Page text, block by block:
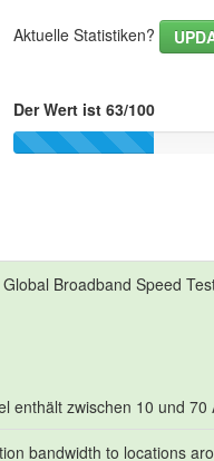
Aktuelle Statistiken?
Der Wert ist 63/100
Broadband Speed
enthält zwischen 10 und 70
bandwidth to locations